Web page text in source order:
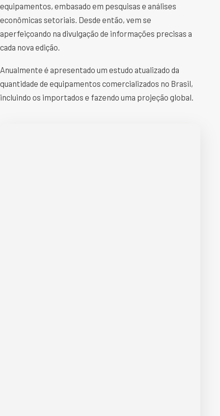
equipamentos, embasado em pesquisas e análises
econômicas setoriais. Desde então, vem se
aperfeiçoando na divulgação de informações precisas a
cada nova edição.
Anualmente é apresentado um estudo atualizado da
quantidade de equipamentos comercializados no Brasil,
incluindo os importados e fazendo uma projeção global.